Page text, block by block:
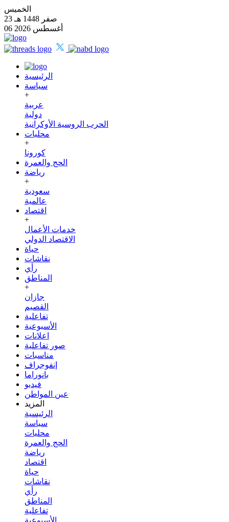
الخميس
23 صفر 1448 هـ
06 أغسطس 2026
الرئيسية
سياسة
+
عربية
دولية
الحرب الروسية الأوكرانية
محليات
+
كورونا
الحج والعمرة
رياضة
+
سعودية
عالمية
اقتصاد
+
خدمات الأعمال
الاقتصاد الدولي
حياة
نقاشات
رأي
المناطق
+
جازان
القصيم
تفاعلية
الأسبوعية
اعلانات
صور تفاعلية
مناسبات
إنفوجراف
بانوراما
فيديو
عين المواطن
المزيد
الرئيسية
سياسة
محليات
الحج والعمرة
رياضة
اقتصاد
حياة
نقاشات
رأي
المناطق
تفاعلية